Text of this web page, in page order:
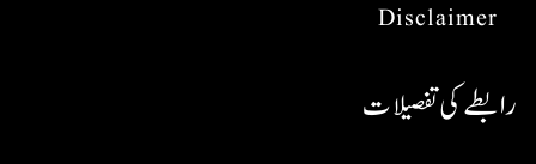
Disclaimer
رابطے کی تفصیلات